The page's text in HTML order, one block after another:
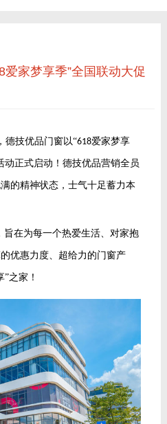
家梦享季”全国联动大促
德技优品门窗以“618爱家梦享
动正式启动！德技优品营销全员
的精神状态，士气十足蓄力本
旨在为每一个热爱生活、对家抱
优惠力度、超给力的门窗产
之家！